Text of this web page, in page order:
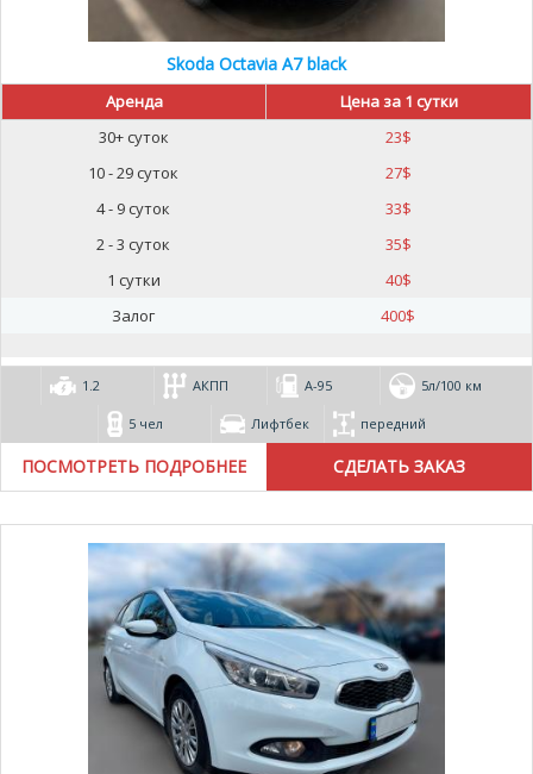
Skoda Octavia A7 black
Аренда
Цена за 1 сутки
30+ суток
23$
10 - 29 суток
27$
4 - 9 суток
33$
2 - 3 суток
35$
1 сутки
40$
Залог
400$
1.2 АКПП А-95 5л/100 км
5 чел Лифтбек передний
ПОСМОТРЕТЬ ПОДРОБНЕЕ